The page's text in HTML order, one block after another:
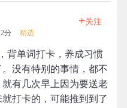
分 精选
+关注
背单词打卡，养成习惯
没有特别的事情，都不
有几次早上因为要送老
打卡的，可能推到到了